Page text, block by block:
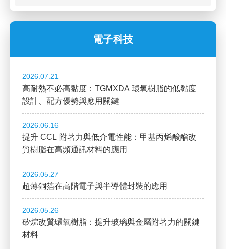
電子科技
2026.07.21
高耐熱不必高黏度：TGMXDA 環氧樹脂的低黏度
設計、配方優勢與應用關鍵
2026.06.16
提升 CCL 附著力與低介電性能：甲基丙烯酸酯改
質樹脂在高頻通訊材料的應用
2026.05.27
超薄銅箔在高階電子與半導體封裝的應用
2026.05.26
矽烷改質環氧樹脂：提升玻璃與金屬附著力的關鍵
材料